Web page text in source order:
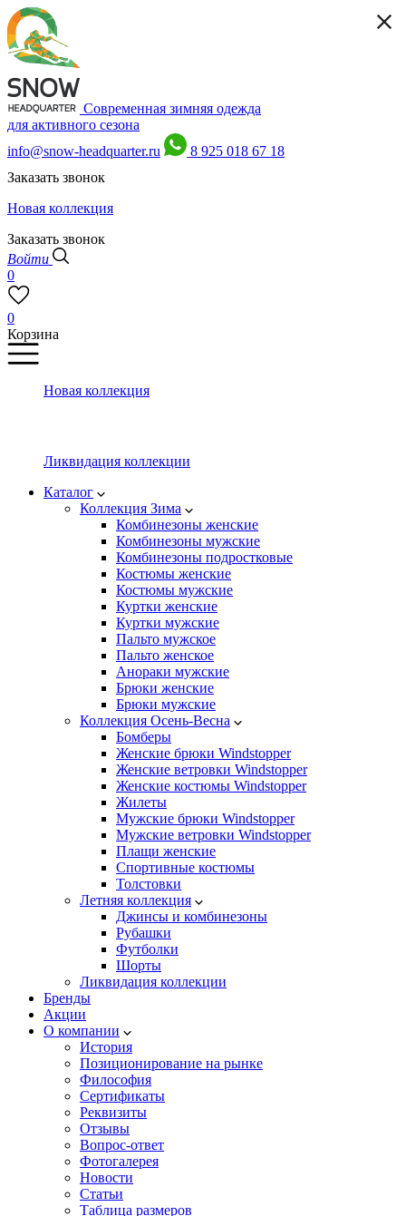
Современная зимняя одежда
для активного сезона
info@snow-headquarter.ru
8 925 018 67 18
Заказать звонок
Новая коллекция
Заказать звонок
Войти
0
0
Корзина
Новая коллекция
Ликвидация коллекции
Каталог
Коллекция Зима
Комбинезоны женские
Комбинезоны мужские
Комбинезоны подростковые
Костюмы женские
Костюмы мужские
Куртки женские
Куртки мужские
Пальто мужское
Пальто женское
Анораки мужские
Брюки женские
Брюки мужские
Коллекция Осень-Весна
Бомберы
Женские брюки Windstopper
Женские ветровки Windstopper
Женские костюмы Windstopper
Жилеты
Мужские брюки Windstopper
Мужские ветровки Windstopper
Плащи женские
Спортивные костюмы
Толстовки
Летняя коллекция
Джинсы и комбинезоны
Рубашки
Футболки
Шорты
Ликвидация коллекции
Бренды
Акции
О компании
История
Позиционирование на рынке
Философия
Сертификаты
Реквизиты
Отзывы
Вопрос-ответ
Фотогалерея
Новости
Статьи
Таблица размеров